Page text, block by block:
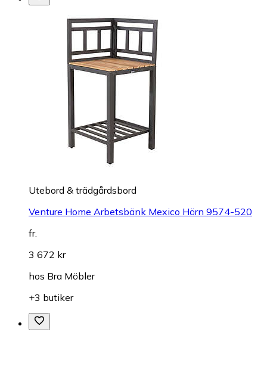
Utebord & trädgårdsbord
Venture Home Arbetsbänk Mexico Hörn 9574-520
fr.
3 672 kr
hos Bra Möbler
+3 butiker